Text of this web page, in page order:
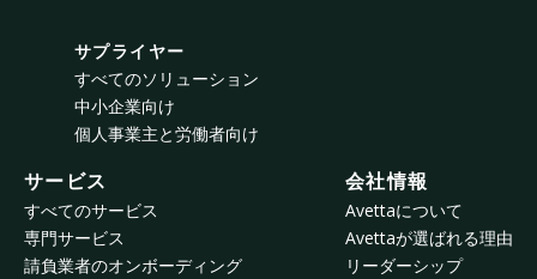
サプライヤー
すべてのソリューション
中小企業向け
個人事業主と労働者向け
サービス
すべてのサービス
専門サービス
請負業者のオンボーディング
会社情報
Avettaについて
Avettaが選ばれる理由
リーダーシップ